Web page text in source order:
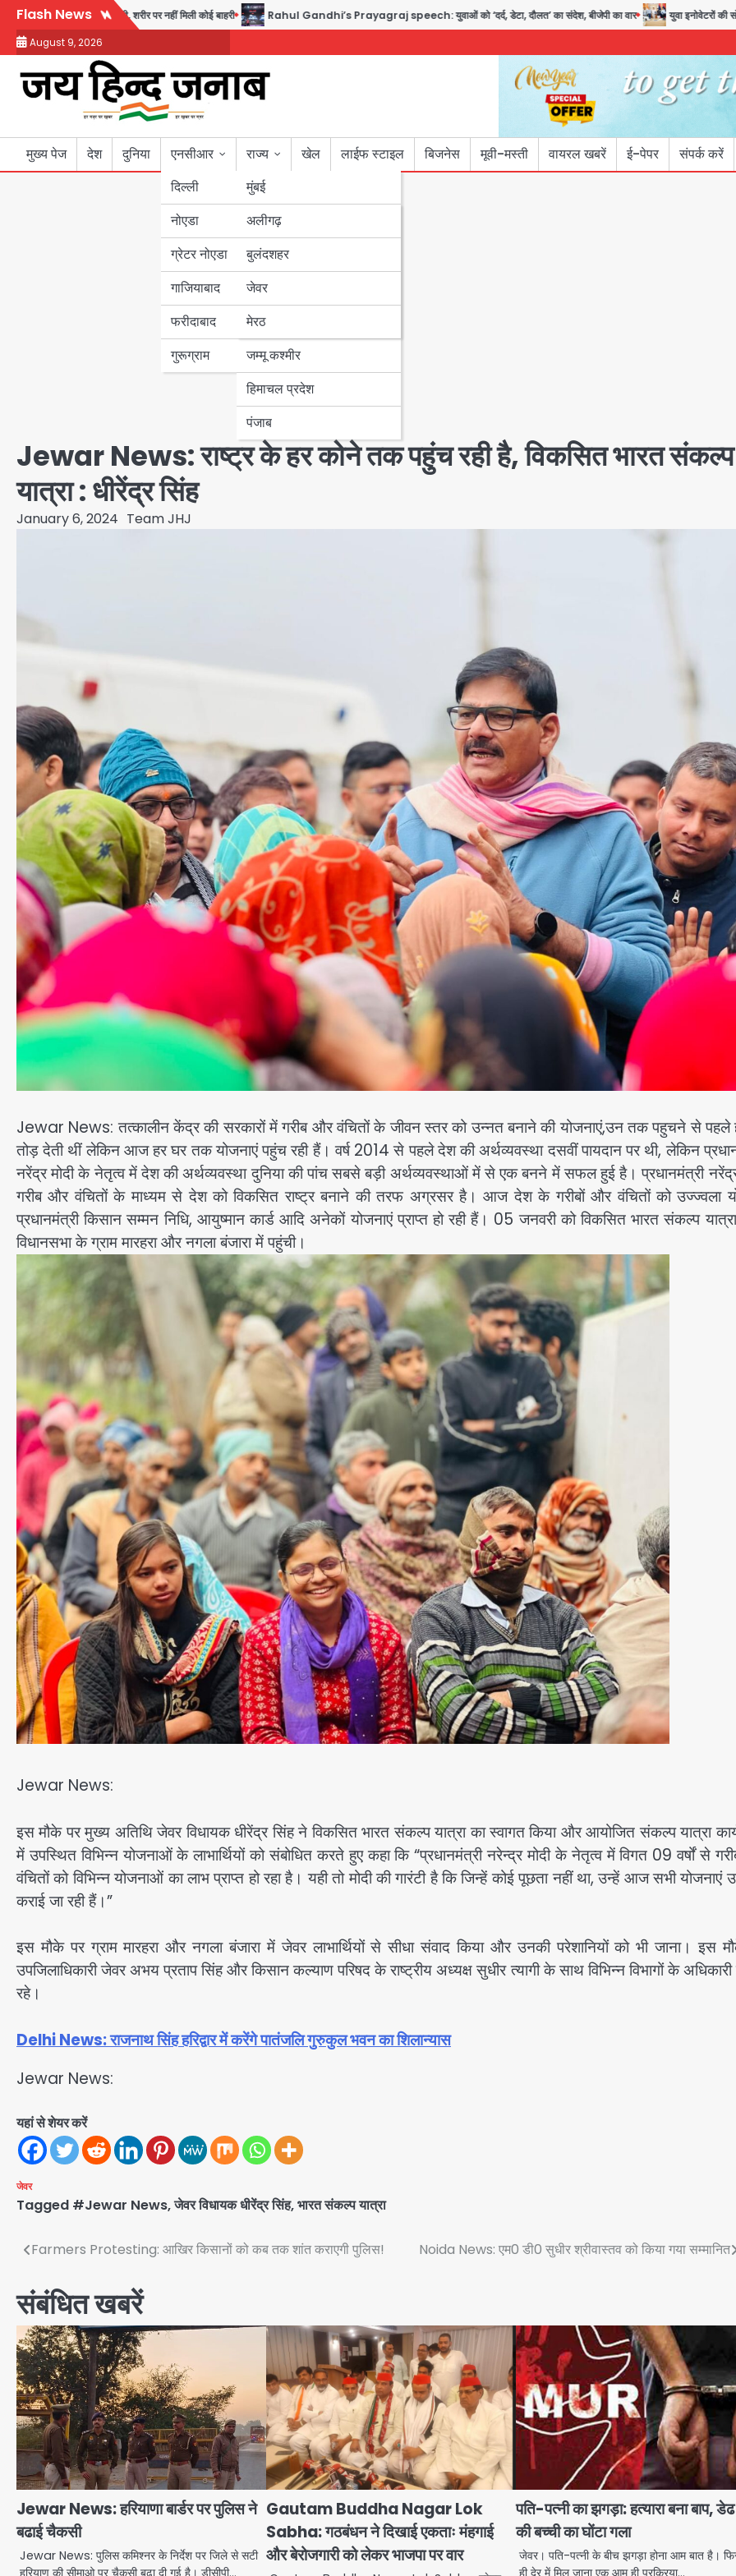
Skip
content
Flash News
ने की खुदकुशी, शरीर पर नहीं मिली कोई बाहरी Rahul Gandhi’s Prayagraj speech: युवाओं को ‘दर्द, डेटा, दौलत’ का संदेश, बीजेपी का वार युवा इनोवेटरों की सोच से
August 9, 2026
मुख्य पेज देश दुनिया
एनसीआर
दिल्ली
नोएडा
ग्रेटर नोएडा
गाजियाबाद
फरीदाबाद
गुरूग्राम
राज्य
मुंबई
उत्तर प्रदेश
अलीगढ़
बुलंदशहर
जेवर
मेरठ
बिहार
पंजाब
हरियाणा
जम्मू कश्मीर
हिमाचल प्रदेश
पंजाब
खेल लाईफ स्टाइल बिजनेस मूवी-मस्ती वायरल खबरें ई-पेपर संपर्क करें
Jewar News: राष्ट्र के हर कोने तक पहुंच रही है, विकसित भारत संकल्प
यात्रा : धीरेंद्र सिंह
January 6, 2024 Team JHJ
Jewar News: तत्कालीन केंद्र की सरकारों में गरीब और वंचितों के जीवन स्तर को उन्नत बनाने की योजनाएं,उन तक पहुचने से पहले
तोड़ देती थीं लेकिन आज हर घर तक योजनाएं पहुंच रही हैं। वर्ष 2014 से पहले देश की अर्थव्यवस्था दसवीं पायदान पर थी, लेकिन
नरेंद्र मोदी के नेतृत्व में देश की अर्थव्यवस्था दुनिया की पांच सबसे बड़ी अर्थव्यवस्थाओं में से एक बनने में सफल हुई है। प्रधानमंत्री नरेंद्र
गरीब और वंचितों के माध्यम से देश को विकसित राष्ट्र बनाने की तरफ अग्रसर है। आज देश के गरीबों और वंचितों को उज्ज्वला
प्रधानमंत्री किसान सम्मन निधि, आयुष्मान कार्ड आदि अनेकों योजनाएं प्राप्त हो रही हैं। 05 जनवरी को विकसित भारत संकल्प
विधानसभा के ग्राम मारहरा और नगला बंजारा में पहुंची।
Jewar News:
इस मौके पर मुख्य अतिथि जेवर विधायक धीरेंद्र सिंह ने विकसित भारत संकल्प यात्रा का स्वागत किया और आयोजित संकल्प यात्रा
में उपस्थित विभिन्न योजनाओं के लाभार्थियों को संबोधित करते हुए कहा कि “प्रधानमंत्री नरेन्द्र मोदी के नेतृत्व में विगत 09 वर्षों से
वंचितों को विभिन्न योजनाओं का लाभ प्राप्त हो रहा है। यही तो मोदी की गारंटी है कि जिन्हें कोई पूछता नहीं था, उन्हें आज सभी योजनाएं
कराई जा रही हैं।”
इस मौके पर ग्राम मारहरा और नगला बंजारा में जेवर लाभार्थियों से सीधा संवाद किया और उनकी परेशानियों को भी जाना। इस
उपजिलाधिकारी जेवर अभय प्रताप सिंह और किसान कल्याण परिषद के राष्ट्रीय अध्यक्ष सुधीर त्यागी के साथ विभिन्न विभागों के
रहे।
Delhi News: राजनाथ सिंह हरिद्वार में करेंगे पातंजलि गुरुकुल भवन का शिलान्यास
Jewar News:
यहां से शेयर करें
जेवर
Tagged #Jewar News,जेवर विधायक धीरेंद्र सिंह,भारत संकल्प यात्रा
Post
navigation
Farmers Protesting: आखिर किसानों को कब तक शांत कराएगी पुलिस! Noida News: एम0 डी0 सुधीर श्रीवास्तव को किया गया सम्मानित
संबंधित खबरें
Jewar News: हरियाणा बार्डर पर पुलिस ने
बढाई चैकसी
Jewar News: पुलिस कमिश्नर के निर्देश पर जिले से सटी
Gautam Buddha Nagar Lok
Sabha: गठबंधन ने दिखाई एकताः मंहगाई
और बेरोजगारी को लेकर भाजपा पर वार
पति-पत्नी का झगड़ा: हत्यारा बना बाप,
की बच्ची का घोंटा गला
जेवर। पति-पत्नी के बीच झगड़ा होना आम बात है।